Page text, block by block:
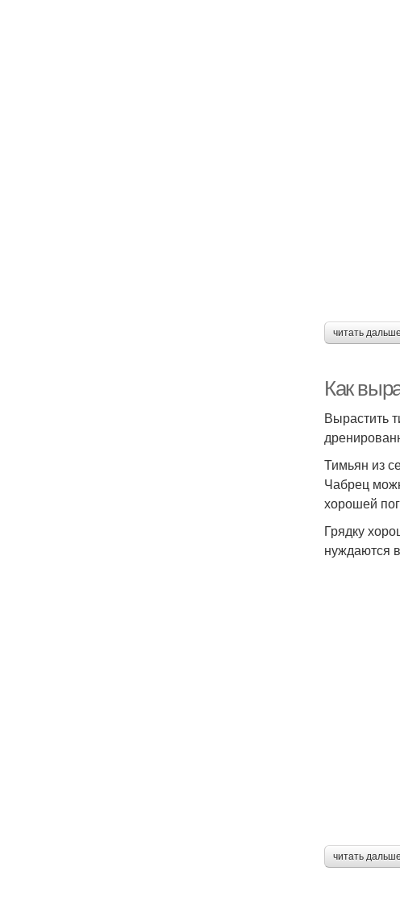
читать
Как
Вырастить
Тимьян из
Чабрец
хорошей
Грядку
нуждаются
читать